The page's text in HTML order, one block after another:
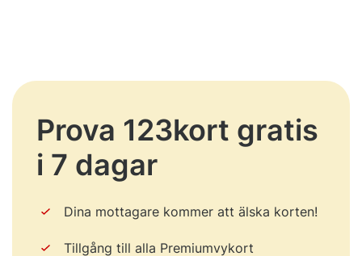
Prova 123kort gratis
i 7 dagar
Dina mottagare kommer att älska korten!
Tillgång till alla Premiumvykort